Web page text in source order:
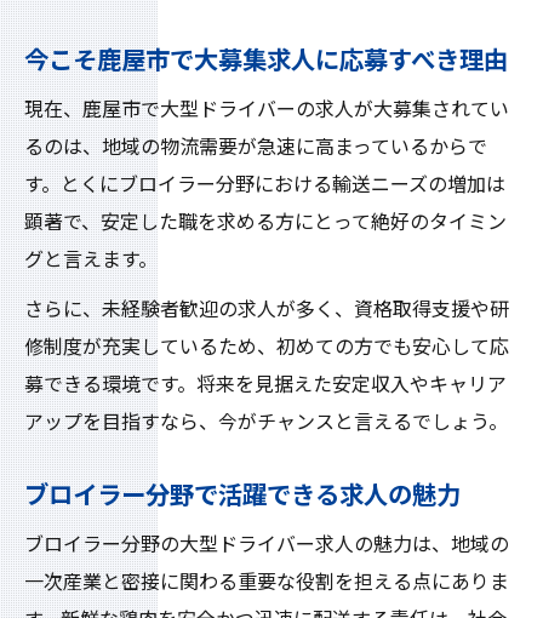
今こそ鹿屋市で大募集求人に応募すべき理由
現在、鹿屋市で大型ドライバーの求人が大募集されてい
るのは、地域の物流需要が急速に高まっているからで
す。とくにブロイラー分野における輸送ニーズの増加は
顕著で、安定した職を求める方にとって絶好のタイミン
グと言えます。
さらに、未経験者歓迎の求人が多く、資格取得支援や研
修制度が充実しているため、初めての方でも安心して応
募できる環境です。将来を見据えた安定収入やキャリア
アップを目指すなら、今がチャンスと言えるでしょう。
ブロイラー分野で活躍できる求人の魅力
ブロイラー分野の大型ドライバー求人の魅力は、地域の
一次産業と密接に関わる重要な役割を担える点にありま